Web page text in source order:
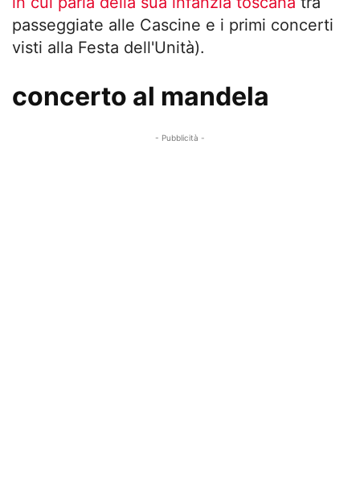
passeggiate alle Cascine e i primi concerti
visti alla Festa dell'Unità).
concerto al mandela
- Pubblicità -